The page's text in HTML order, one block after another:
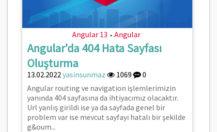
Angular 13 • Angular
Angular'da 404 Hata Sayfası
Oluşturma
13.02.2022yasinsunmaz 1069
0
Angular routing ve navigation işlemlerimizin
yanında 404 sayfasına da ihtiyacımız olacaktır.
Url yanlış girildi ise ya da sayfada genel bir
problem var ise mevcut sayfayı hatalı bir şekilde
g&oum...